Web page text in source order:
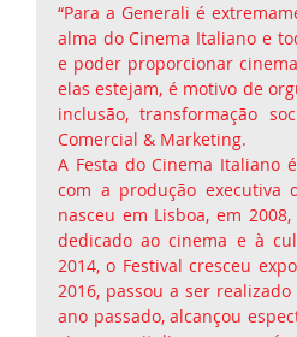
“Para a Generali é
alma do Cinema Italiano e
e poder proporcionar
elas estejam, é motivo de
inclusão, transformação
Comercial & Marketing.
A Festa do Cinema Italiano
com a produção executiva
nasceu em Lisboa, em
dedicado ao cinema e à
2014, o Festival cresceu
2016, passou a ser
ano passado, alcançou